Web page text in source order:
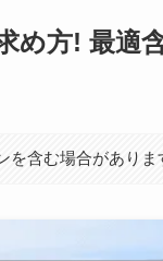
め方! 最適
含む場合がありま